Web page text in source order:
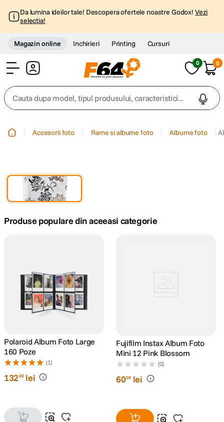
Da lumina ideilor tale! Descopera ofertele noastre Godox! Vezi
selectia!
Magazin online Inchirieri Printing Cursuri
0 0
Cauta dupa model, tipul produsului, caracteristici...
2. trepied
3. trepied telefon
4. peak design
7. card memorie
9. dji osmo
10 . insta 360
Accesorii foto Rame si albume foto Albume foto
Produse populare din aceeasi categorie
Polaroid Album Foto Large
160 Poze
(1)
13200 lei
Fujifilm Instax Album Foto
Mini 12 Pink Blossom
(0)
6000 lei